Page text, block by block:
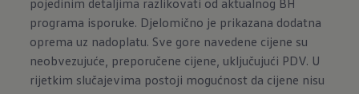
pojedinim detaljima razlikovati od aktualnog BH
programa isporuke. Djelomično je prikazana dodatna
oprema uz nadoplatu. Sve gore navedene cijene su
neobvezujuće, preporučene cijene, uključujući PDV. U
rijetkim slučajevima postoji mogućnost da cijene nisu